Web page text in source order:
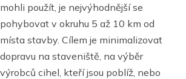
mohli použít, je nejvýhodnější se
pohybovat v okruhu 5 až 10 km od
místa stavby. Cílem je minimalizovat
dopravu na staveniště, na výběr
výrobců cihel, kteří jsou poblíž, nebo